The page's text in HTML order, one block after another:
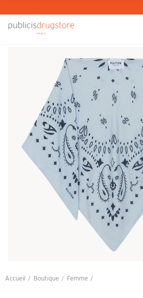
Accueil Boutique
Femme